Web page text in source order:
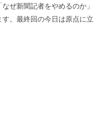
ぜ新聞記者をやめるのか」
。最終回の今日は原点に立